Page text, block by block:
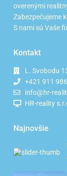
overenými
Zabezpečujeme
S nami sú Vaše
Kontakt
L. Svobodu
+421 911
info@hr-
HR-reality
Najnovšie